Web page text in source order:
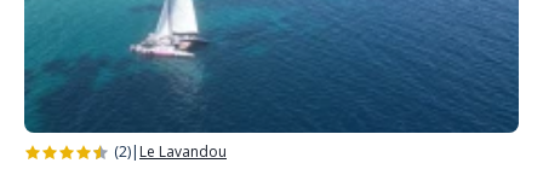
(2)| Le Lavandou